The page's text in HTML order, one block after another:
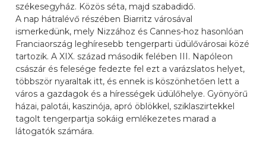
székesegyház. Közös séta, majd szabadidő.
A nap hátralévő részében Biarritz városával
ismerkedünk, mely Nizzához és Cannes-hoz hasonlóan
Franciaország leghíresebb tengerparti üdülővárosai közé
tartozik. A XIX. század második felében III. Napóleon
császár és felesége fedezte fel ezt a varázslatos helyet,
többször nyaraltak itt, és ennek is köszönhetően lett a
város a gazdagok és a hírességek üdülőhelye. Gyönyörű
házai, palotái, kaszinója, apró öblökkel, sziklaszirtekkel
tagolt tengerpartja sokáig emlékezetes marad a
látogatók számára.